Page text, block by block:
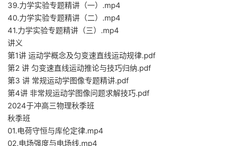
39.力学实验专题精讲（一）.mp4
40.力学实验专题精讲（二）.mp4
41.力学实验专题精讲（三）.mp4
讲义
第1讲 运动学概念及匀变速直线运动规律.pdf
第2 讲 匀变速直线运动推论与技巧归纳.pdf
第3 讲 常规运动学图像专题精讲.pdf
第4讲 非常规运动学图像问题求解技巧.pdf
2024于冲高三物理秋季班
秋季班
01.电荷守恒与库伦定律.mp4
02.电场强度与电场线.mp4